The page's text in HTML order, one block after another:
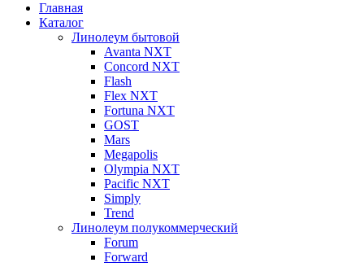
Главная
Каталог
Линолеум бытовой
Avanta NXT
Concord NXT
Flash
Flex NXT
Fortuna NXT
GOST
Mars
Megapolis
Olympia NXT
Pacific NXT
Simply
Trend
Линолеум полукоммерческий
Forum
Forward